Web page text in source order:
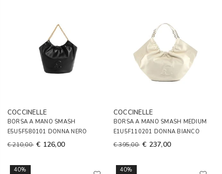
COCCINELLE
BORSA A MANO SMASH
E5U5F580101 DONNA NERO
€ 210,00 € 126,00
COCCINELLE
BORSA A MANO SMASH MEDIUM
E1U5F110201 DONNA BIANCO
€ 395,00 € 237,00
40% 40%